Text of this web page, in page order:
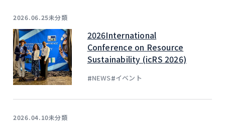
2026.06.25未分類
2026International
Conference on Resource
Sustainability (icRS 2026)
#NEWS#イベント
2026.04.10未分類